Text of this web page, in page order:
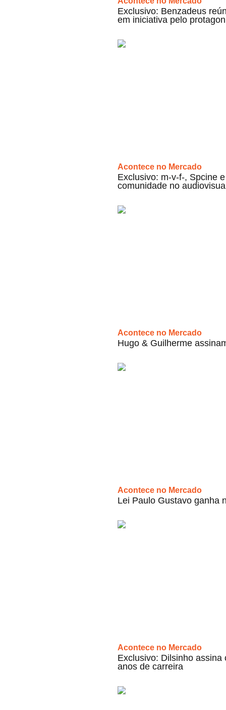
Exclusivo: Benzadeus
em iniciativa pelo
Acontece no Mercado
Exclusivo: m-v-f-, Spcine
comunidade no
Acontece no Mercado
Hugo & Guilherme
Acontece no Mercado
Lei Paulo Gustavo ganha
Acontece no Mercado
Exclusivo: Dilsinho
anos de carreira